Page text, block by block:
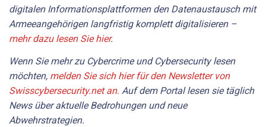
digitalen Informationsplattformen den Datenaustausch mit
Armeeangehörigen langfristig komplett digitalisieren –
mehr dazu lesen Sie hier.
Wenn Sie mehr zu Cybercrime und Cybersecurity lesen
möchten, melden Sie sich hier für den Newsletter von
Swisscybersecurity.net an. Auf dem Portal lesen sie täglich
News über aktuelle Bedrohungen und neue
Abwehrstrategien.